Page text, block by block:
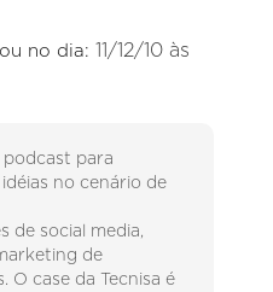
no dia: 11/12/10 às
podcast para
no cenário de
de social media,
de
O case da Tecnisa é